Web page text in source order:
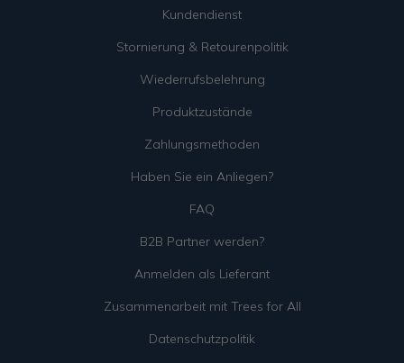
Kundendienst
Stornierung & Retourenpolitik
Wiederrufsbelehrung
Produktzustände
Zahlungsmethoden
Haben Sie ein Anliegen?
FAQ
B2B Partner werden?
Anmelden als Lieferant
Zusammenarbeit mit Trees for All
Datenschutzpolitik